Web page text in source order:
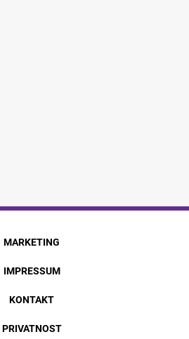
MARKETING
IMPRESSUM
KONTAKT
PRIVATNOST